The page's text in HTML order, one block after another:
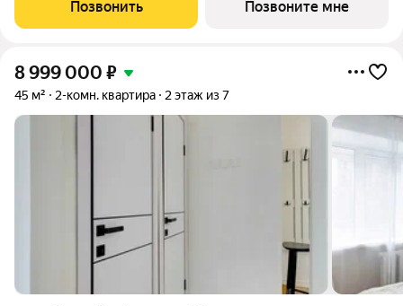
120 машиномест. Для жителей и гостей комплекса
Позвонить Позвоните мне
8 999 000 ₽
45 м² 2-комн. квартира 2 этаж из 7